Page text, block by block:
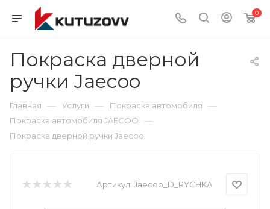
0
Покраска дверной
ручки Jaecoo
Главная — Услуги — Покраска автомобиля —
Покраска автомобиля JAECOO —
Покраска дверной ручки Jaecoo
Артикул: Jaecoo_D_RYCHKA